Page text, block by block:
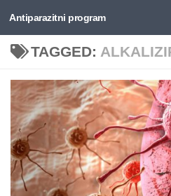
Skip to content
Antiparazitni program
TAGGED: